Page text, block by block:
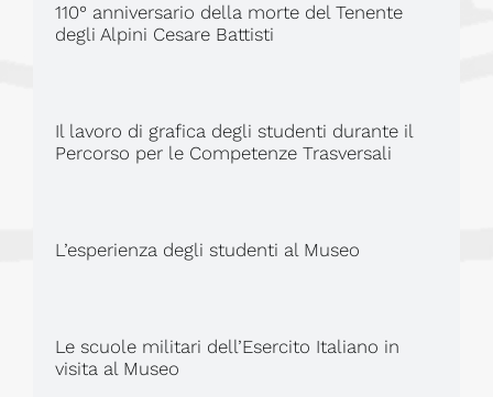
110° anniversario della morte del Tenente
degli Alpini Cesare Battisti
Il lavoro di grafica degli studenti durante il
Percorso per le Competenze Trasversali
L’esperienza degli studenti al Museo
Le scuole militari dell’Esercito Italiano in
visita al Museo